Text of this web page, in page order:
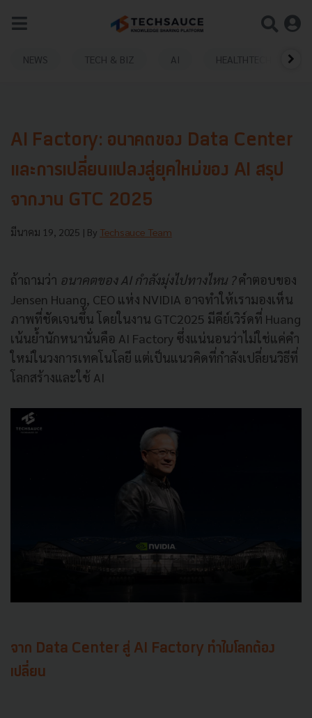
NEWS TECH & BIZ AI HEALTHTECH
AI Factory: อนาคตของ Data Center
และการเปลี่ยนแปลงสู่ยุคใหม่ของ AI สรุป
จากงาน GTC 2025
มีนาคม 19, 2025 | By Techsauce Team
ถ้าถามว่า อนาคตของ AI กำลังมุ่งไปทางไหน ?คำตอบของ
Jensen Huang, CEO แห่ง NVIDIA อาจทำให้เรามองเห็น
ภาพที่ชัดเจนขึ้น โดยในงาน GTC2025 มีคีย์เวิร์ดที่ Huang
เน้นย้ำนักหนานั่นคือ AI Factory ซึ่งแน่นอนว่าไม่ใช่แค่คำ
ใหม่ในวงการเทคโนโลยี แต่เป็นแนวคิดที่กำลังเปลี่ยนวิธีที่
โลกสร้างและใช้ AI
จาก Data Center สู่ AI Factory ทำไมโลกต้อง
เปลี่ยน